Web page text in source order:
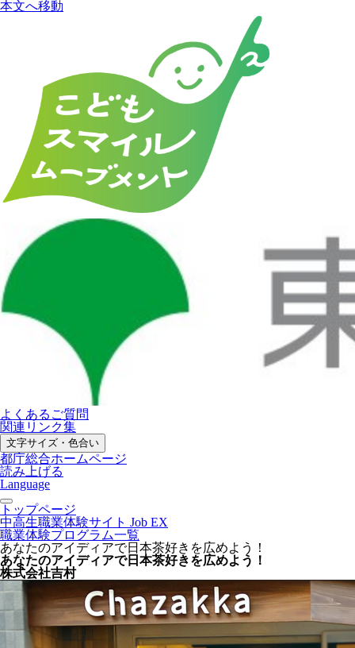
本文へ移動
よくあるご質問
関連リンク集
文字サイズ・色合い
都庁総合ホームページ
読み上げる
Language
トップページ
中高生職業体験サイト Job EX
職業体験プログラム一覧
あなたのアイディアで日本茶好きを広めよう！
あなたのアイディアで日本茶好きを広めよう！
株式会社吉村